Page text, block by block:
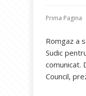
Prima Pagina
Romgaz a
Sudic
comunicat.
Council,